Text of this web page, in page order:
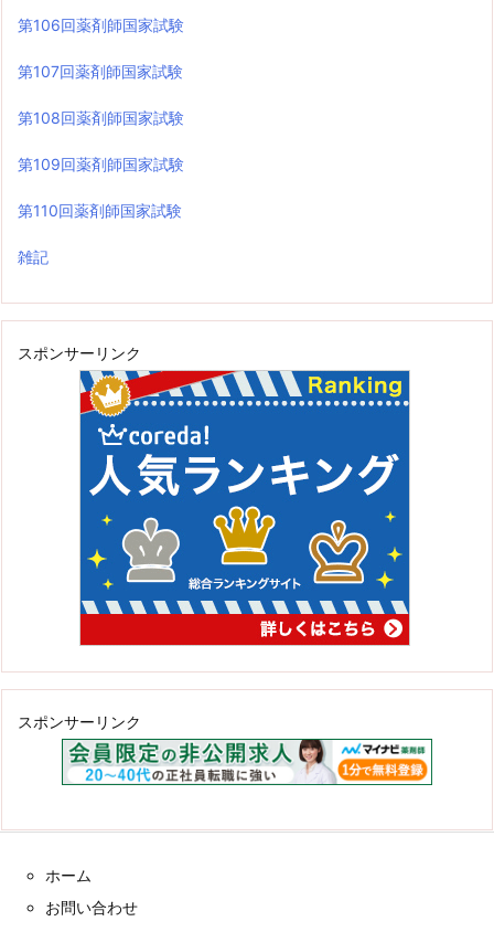
第106回薬剤師国家試験
第107回薬剤師国家試験
第108回薬剤師国家試験
第109回薬剤師国家試験
第110回薬剤師国家試験
雑記
スポンサーリンク
スポンサーリンク
ホーム
お問い合わせ